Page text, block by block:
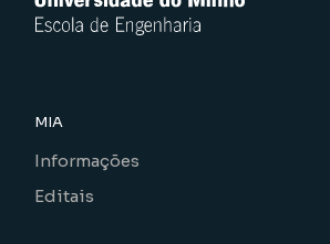
MIA
Informações
Editais